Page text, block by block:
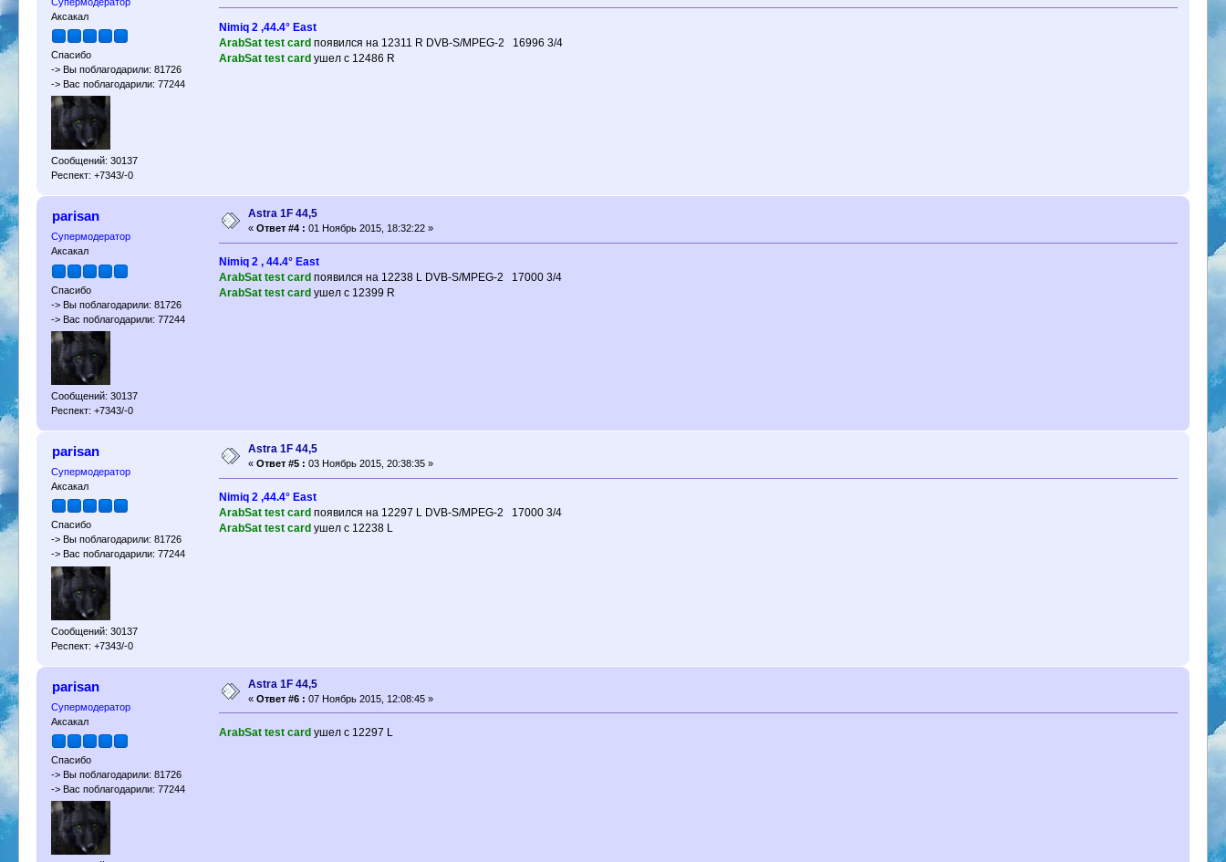
Аксакал
Спасибо
-> Вы поблагодарили: 81726
-> Вас поблагодарили: 77244
Сообщений: 30137
Респект: +7343/-0
Nimiq 2 ,44.4° East
ArabSat test card появился на 12311 R DVB-S/MPEG-2 16996 3/4
ArabSat test cardушел с 12486 R
parisan
Супермодератор
Аксакал
Спасибо
-> Вы поблагодарили: 81726
-> Вас поблагодарили: 77244
Сообщений: 30137
Респект: +7343/-0
Astra 1F 44,5
«Ответ #4 : 01 Ноябрь 2015, 18:32:22 »
Nimiq 2 , 44.4° East
ArabSat test card появился на 12238 L DVB-S/MPEG-2 17000 3/4
ArabSat test card ушел с 12399 R
parisan
Супермодератор
Аксакал
Спасибо
-> Вы поблагодарили: 81726
-> Вас поблагодарили: 77244
Сообщений: 30137
Респект: +7343/-0
Astra 1F 44,5
«Ответ #5 : 03 Ноябрь 2015, 20:38:35 »
Nimiq 2 ,44.4° East
ArabSat test card появился на 12297 L DVB-S/MPEG-2 17000 3/4
ArabSat test card ушел с 12238 L
parisan
Супермодератор
Аксакал
Спасибо
-> Вы поблагодарили: 81726
-> Вас поблагодарили: 77244
Astra 1F 44,5
«Ответ #6 : 07 Ноябрь 2015, 12:08:45 »
ArabSat test cardушел с 12297 L